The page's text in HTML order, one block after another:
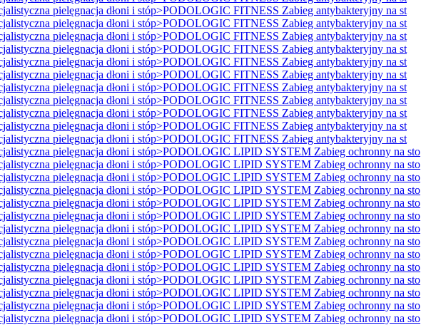
pielęgnacja dłoni i stóp>PODOLOGIC FITNESS Zabieg antybakteryjny na st
pielęgnacja dłoni i stóp>PODOLOGIC FITNESS Zabieg antybakteryjny na st
pielęgnacja dłoni i stóp>PODOLOGIC FITNESS Zabieg antybakteryjny na st
pielęgnacja dłoni i stóp>PODOLOGIC FITNESS Zabieg antybakteryjny na st
pielęgnacja dłoni i stóp>PODOLOGIC FITNESS Zabieg antybakteryjny na st
pielęgnacja dłoni i stóp>PODOLOGIC FITNESS Zabieg antybakteryjny na st
pielęgnacja dłoni i stóp>PODOLOGIC FITNESS Zabieg antybakteryjny na st
pielęgnacja dłoni i stóp>PODOLOGIC FITNESS Zabieg antybakteryjny na st
pielęgnacja dłoni i stóp>PODOLOGIC FITNESS Zabieg antybakteryjny na st
pielęgnacja dłoni i stóp>PODOLOGIC FITNESS Zabieg antybakteryjny na st
pielęgnacja dłoni i stóp>PODOLOGIC FITNESS Zabieg antybakteryjny na st
pielęgnacja dłoni i stóp>PODOLOGIC LIPID SYSTEM Zabieg ochronny na sto
pielęgnacja dłoni i stóp>PODOLOGIC LIPID SYSTEM Zabieg ochronny na sto
pielęgnacja dłoni i stóp>PODOLOGIC LIPID SYSTEM Zabieg ochronny na sto
pielęgnacja dłoni i stóp>PODOLOGIC LIPID SYSTEM Zabieg ochronny na sto
pielęgnacja dłoni i stóp>PODOLOGIC LIPID SYSTEM Zabieg ochronny na sto
pielęgnacja dłoni i stóp>PODOLOGIC LIPID SYSTEM Zabieg ochronny na sto
pielęgnacja dłoni i stóp>PODOLOGIC LIPID SYSTEM Zabieg ochronny na sto
pielęgnacja dłoni i stóp>PODOLOGIC LIPID SYSTEM Zabieg ochronny na sto
pielęgnacja dłoni i stóp>PODOLOGIC LIPID SYSTEM Zabieg ochronny na sto
pielęgnacja dłoni i stóp>PODOLOGIC LIPID SYSTEM Zabieg ochronny na sto
pielęgnacja dłoni i stóp>PODOLOGIC LIPID SYSTEM Zabieg ochronny na sto
pielęgnacja dłoni i stóp>PODOLOGIC LIPID SYSTEM Zabieg ochronny na sto
pielęgnacja dłoni i stóp>PODOLOGIC LIPID SYSTEM Zabieg ochronny na sto
pielęgnacja dłoni i stóp>PODOLOGIC LIPID SYSTEM Zabieg ochronny na sto